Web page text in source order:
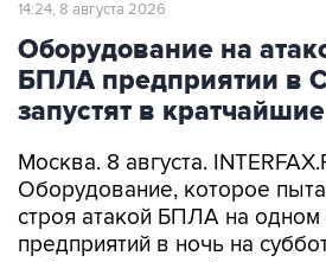
14:24, 8 августа 2026
Оборудование на
БПЛА предприятии в
запустят в
Москва. 8 августа.
Оборудование, которое
строя атакой БПЛА на одном
предприятий в ночь на